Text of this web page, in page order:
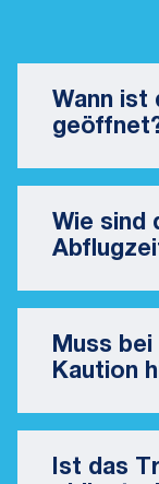
Wann ist
Wie sind
Muss
Kaution
Ist das